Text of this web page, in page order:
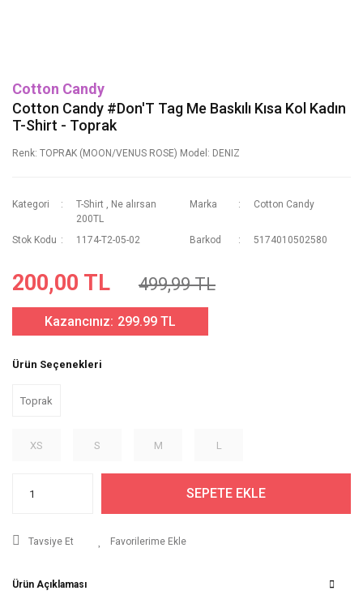
Cotton Candy
Cotton Candy #Don'T Tag Me Baskılı Kısa Kol Kadın
T-Shirt - Toprak
Renk: TOPRAK (MOON/VENUS ROSE) Model: DENIZ
Kategori T-Shirt , Ne alırsan
200TL
Marka Cotton Candy
Stok Kodu 1174-T2-05-02 Barkod 5174010502580
200,00 TL 499,99 TL
Kazancınız: 299.99 TL
Ürün Seçenekleri
Toprak
XS S M L
SEPETE EKLE
Tavsiye Et
Ürün Açıklaması